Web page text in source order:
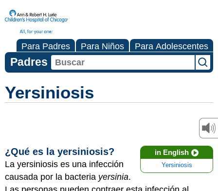
Para Padres Para Niños Para Adolescentes
Padres
Yersiniosis
in English
Yersiniosis
¿Qué es la yersiniosis?
La yersiniosis es una infección
causada por la bacteria yersinia.